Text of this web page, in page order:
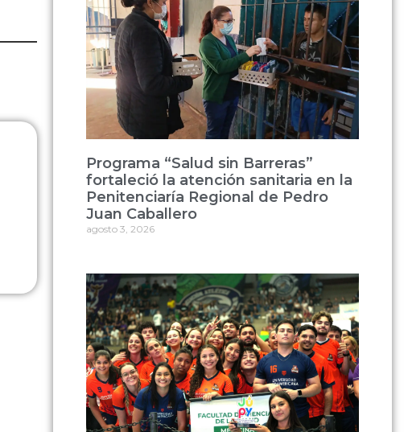
Programa “Salud sin Barreras”
fortaleció la atención sanitaria en la
Penitenciaría Regional de Pedro
Juan Caballero
agosto 3, 2026